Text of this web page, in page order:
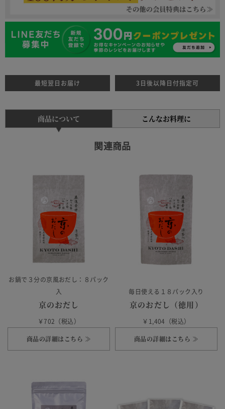
最短翌日お届け 3日後以降日付指定可
商品について こんなお料理に
関連商品
お鍋で３分の京風おだし：８パック
入
京のおだし
￥702（税込）
商品の詳細はこちら ≫
毎日使える１８パック入り
京のおだし（徳用）
￥1,404（税込）
商品の詳細はこちら ≫